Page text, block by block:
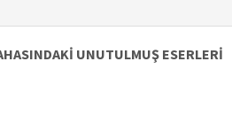
UNUTULMUŞ ESERLERİ